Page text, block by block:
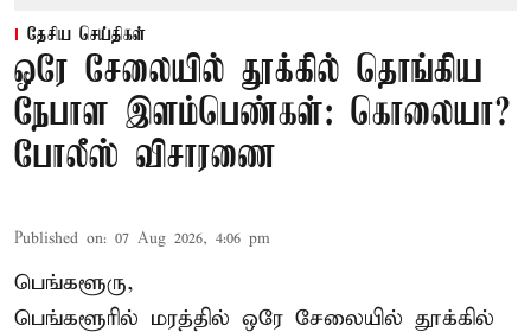
தேசிய செய்திகள்
ஒரே சேலையில் தூக்கில் தொங்கிய
நேபாள இளம்பெண்கள்: கொலையா?
போலீஸ் விசாரணை
Published on: 07 Aug 2026, 4:06 pm
பெங்களூரு,
பெங்களூரில் மரத்தில் ஒரே சேலையில் தூக்கில்